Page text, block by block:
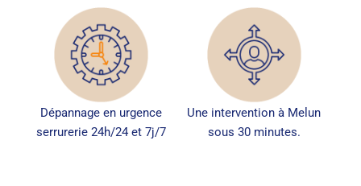
Dépannage en urgence
serrurerie 24h/24 et 7j/7
Une intervention à Melun
sous 30 minutes.